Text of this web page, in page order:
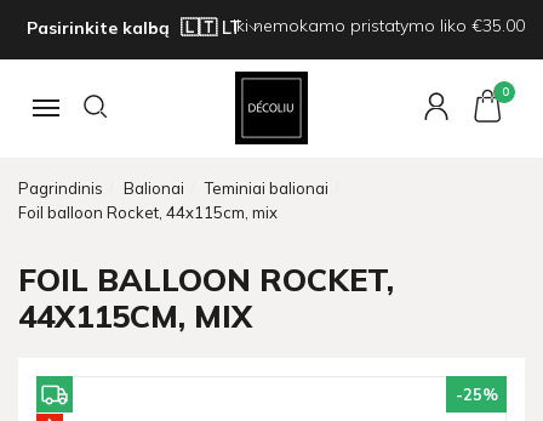
Pasirinkite kalbą Iki nemokamo pristatymo liko €35.00
Navigacija
0
Pagrindinis Balionai
Teminiai balionai
Foil balloon Rocket, 44x115cm, mix
FOIL BALLOON ROCKET,
44X115CM, MIX
-25%